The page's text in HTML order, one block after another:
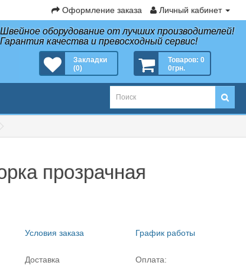
Оформление заказа Личный кабинет
Швейное оборудование от лучших производителей!
Гарантия качества и превосходный сервис!
Закладки
(0)
Товаров: 0
0грн.
прозрачная
Условия заказа
Доставка
График работы
Оплата: